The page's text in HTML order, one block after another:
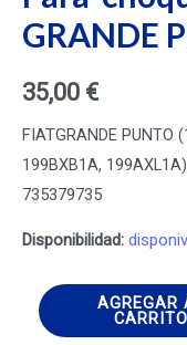
GRANDE
35,00 €
FIATGRANDE PUNTO
199BXB1A,
735379735
Disponibilidad:
Pára-
choques
AGREGAR
CARRITO